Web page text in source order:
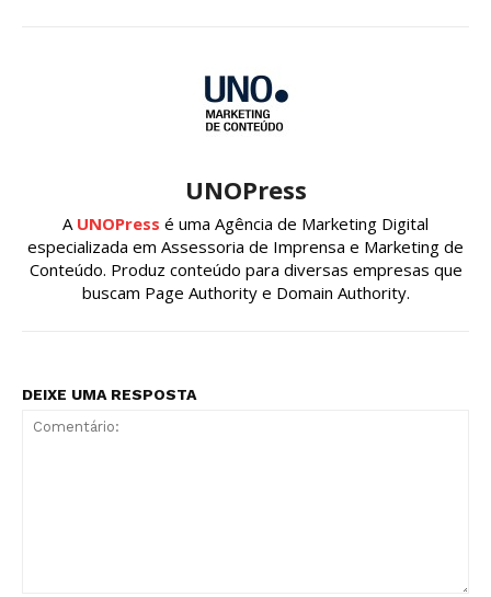
UNOPress
A UNOPress é uma Agência de Marketing Digital
especializada em Assessoria de Imprensa e Marketing de
Conteúdo. Produz conteúdo para diversas empresas que
buscam Page Authority e Domain Authority.
DEIXE UMA RESPOSTA